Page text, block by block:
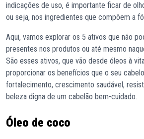
indicações de uso, é importante ficar de
ou seja, nos ingredientes que compõem a
Aqui, vamos explorar os 5 ativos que não
presentes nos produtos ou até mesmo
São esses ativos, que vão desde óleos à
proporcionar os benefícios que o seu
fortalecimento, crescimento saudável,
beleza digna de um cabelão bem-cuidado.
Óleo de coco